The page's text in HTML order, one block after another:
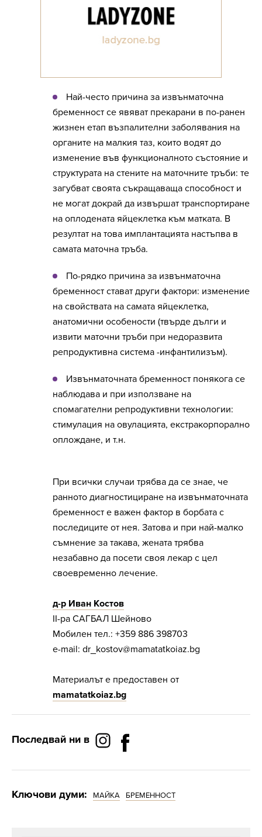
Най-често причина за извънматочна
бременност се явяват прекарани в по-ранен
жизнен етап възпалителни заболявания на
органите на малкия таз, които водят до
изменение във функционалното състояние и
структурата на стените на маточните тръби: те
загубват своята съкращаваща способност и
не могат докрай да извършат транспортиране
на оплодената яйцеклетка към матката. В
резултат на това имплантацията настъпва в
самата маточна тръба.
По-рядко причина за извънматочна
бременност стават други фактори: изменение
на свойствата на самата яйцеклетка,
анатомични особености (твърде дълги и
извити маточни тръби при недоразвита
репродуктивна система -инфантилизъм).
Извънматочната бременност понякога се
наблюдава и при използване на
спомагателни репродуктивни технологии:
стимулация на овулацията, екстракорпорално
оплождане, и т.н.
При всички случаи трябва да се знае, че
ранното диагностициране на извънматочната
бременност е важен фактор в борбата с
последиците от нея. Затова и при най-малко
съмнение за такава, жената трябва
незабавно да посети своя лекар с цел
своевременно лечение.
д-р Иван Костов
II-ра САГБАЛ Шейново
Мобилен тел.: +359 886 398703
e-mail: dr_kostov@mamatatkoiaz.bg
Материалът е предоставен от
mamatatkoiaz.bg
Последвай ни в
Ключови думи: МАЙКА БРЕМЕННОСТ